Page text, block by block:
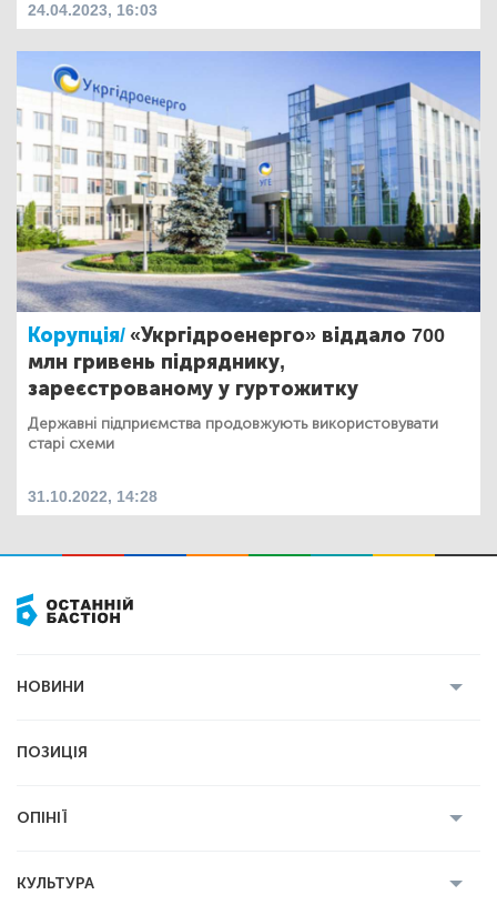
24.04.2023, 16:03
Корупція/«Укргідроенерго» віддало 700
млн гривень підряднику,
зареєстрованому у гуртожитку
Державні підприємства продовжують використовувати
старі схеми
31.10.2022, 14:28
НОВИНИ
Економіка
ПОЗИЦІЯ
ОПІНІЇ
КУЛЬТУРА